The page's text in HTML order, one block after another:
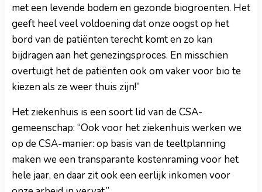
met een levende bodem en gezonde biogroenten. Het
geeft heel veel voldoening dat onze oogst op het
bord van de patiënten terecht komt en zo kan
bijdragen aan het genezingsproces. En misschien
overtuigt het de patiënten ook om vaker voor bio te
kiezen als ze weer thuis zijn!”
Het ziekenhuis is een soort lid van de CSA-
gemeenschap: “Ook voor het ziekenhuis werken we
op de CSA-manier: op basis van de teeltplanning
maken we een transparante kostenraming voor het
hele jaar, en daar zit ook een eerlijk inkomen voor